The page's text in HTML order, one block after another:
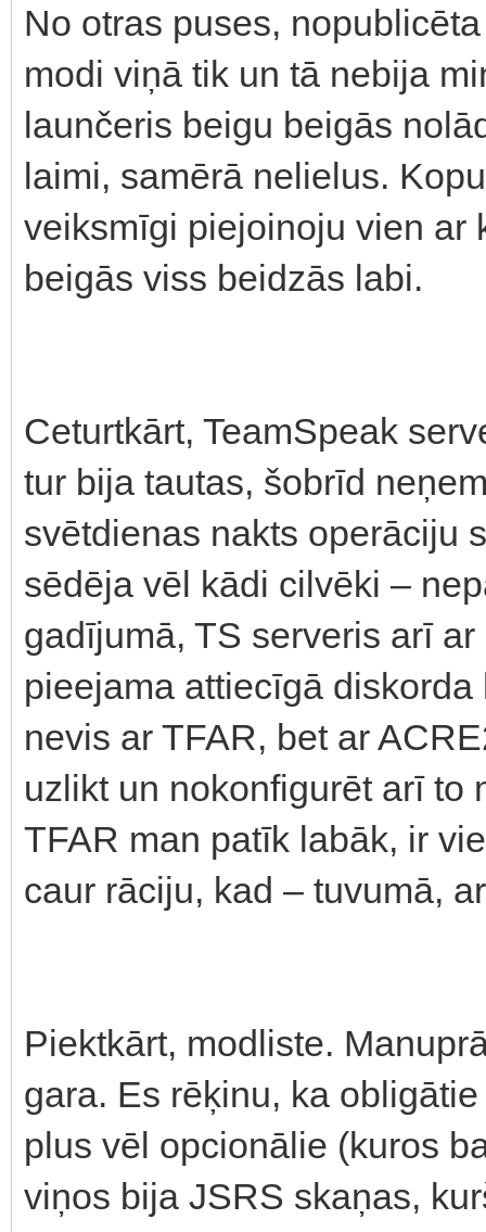
No otras puses,
modi viņā tik un tā nebija
launčeris beigu beigās
laimi, samērā nelielus.
veiksmīgi piejoinoju vien ar
beigās viss beidzās labi.
Ceturtkārt, TeamSpeak
tur bija tautas, šobrīd
svētdienas nakts operāciju
sēdēja vēl kādi cilvēki –
gadījumā, TS serveris arī
pieejama attiecīgā
nevis ar TFAR, bet ar
uzlikt un nokonfigurēt arī to
TFAR man patīk labāk, ir
caur rāciju, kad – tuvumā,
Piektkārt, modliste.
gara. Es rēķinu, ka
plus vēl opcionālie (kuros
viņos bija JSRS skaņas,